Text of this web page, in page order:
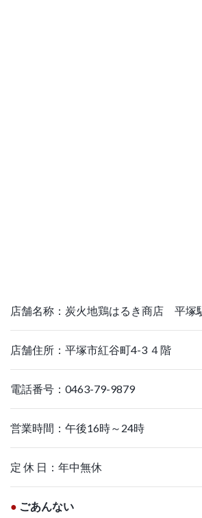
店舗名称：炭火地鶏はるき商店 平塚
店舗住所：平塚市紅谷町4-3 ４階
電話番号：0463-79-9879
営業時間：午後16時～24時
定 休 日：年中無休
● ごあんない